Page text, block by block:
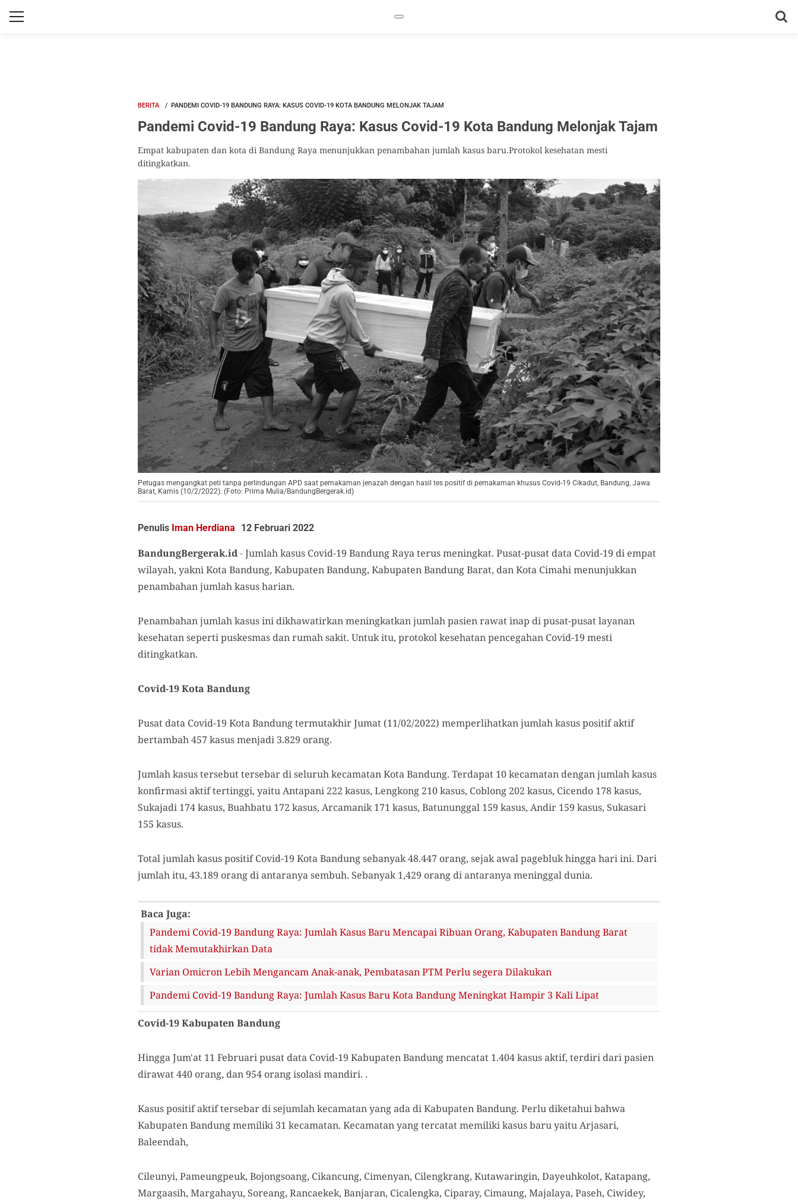
BERITA PANDEMI COVID-19 BANDUNG RAYA: KASUS COVID-19 KOTA BANDUNG MELONJAK TAJAM
Pandemi Covid-19 Bandung Raya: Kasus Covid-19 Kota Bandung Melonjak Tajam
Empat kabupaten dan kota di Bandung Raya menunjukkan penambahan jumlah kasus baru.Protokol kesehatan mesti
ditingkatkan.
Petugas mengangkat peti tanpa perlindungan APD saat pemakaman jenazah dengan hasil tes positif di pemakaman khusus Covid-19 Cikadut, Bandung, Jawa
Barat, Kamis (10/2/2022). (Foto: Prima Mulia/BandungBergerak.id)
Penulis Iman Herdiana 12 Februari 2022
BandungBergerak.id-Jumlah kasus Covid-19 Bandung Raya terus meningkat. Pusat-pusat data Covid-19 di empat
wilayah, yakni Kota Bandung, Kabupaten Bandung, Kabupaten Bandung Barat, dan Kota Cimahi menunjukkan
penambahan jumlah kasus harian.
Penambahan jumlah kasus ini dikhawatirkan meningkatkan jumlah pasien rawat inap di pusat-pusat layanan
kesehatan seperti puskesmas dan rumah sakit. Untuk itu, protokol kesehatan pencegahan Covid-19 mesti
ditingkatkan.
Covid-19 Kota Bandung
Pusat data Covid-19 Kota Bandung termutakhir Jumat (11/02/2022) memperlihatkan jumlah kasus positif aktif
bertambah 457 kasus menjadi 3.829 orang.
Jumlah kasus tersebut tersebar di seluruh kecamatan Kota Bandung. Terdapat 10 kecamatan dengan jumlah kasus
konfirmasi aktif tertinggi, yaitu Antapani 222 kasus, Lengkong 210 kasus, Coblong 202 kasus, Cicendo 178 kasus,
Sukajadi 174 kasus, Buahbatu 172 kasus, Arcamanik 171 kasus, Batununggal 159 kasus, Andir 159 kasus, Sukasari
155 kasus.
Total jumlah kasus positif Covid-19 Kota Bandung sebanyak 48.447 orang, sejak awal pagebluk hingga hari ini. Dari
jumlah itu, 43.189 orang di antaranya sembuh. Sebanyak 1,429 orang di antaranya meninggal dunia.
Baca Juga:
Pandemi Covid-19 Bandung Raya: Jumlah Kasus Baru Mencapai Ribuan Orang, Kabupaten Bandung Barat
tidak Memutakhirkan Data
Varian Omicron Lebih Mengancam Anak-anak, Pembatasan PTM Perlu segera Dilakukan
Pandemi Covid-19 Bandung Raya: Jumlah Kasus Baru Kota Bandung Meningkat Hampir 3 Kali Lipat
Covid-19 Kabupaten Bandung
Hingga Jum'at 11 Februari pusat data Covid-19 Kabupaten Bandung mencatat 1.404 kasus aktif, terdiri dari pasien
dirawat 440 orang, dan 954 orang isolasi mandiri. .
Kasus positif aktif tersebar di sejumlah kecamatan yang ada di Kabupaten Bandung. Perlu diketahui bahwa
Kabupaten Bandung memiliki 31 kecamatan. Kecamatan yang tercatat memiliki kasus baru yaitu Arjasari,
Baleendah,
Cileunyi, Pameungpeuk, Bojongsoang, Cikancung, Cimenyan, Cilengkrang, Kutawaringin, Dayeuhkolot, Katapang,
Margaasih, Margahayu, Soreang, Rancaekek, Banjaran, Cicalengka, Ciparay, Cimaung, Majalaya, Paseh, Ciwidey,